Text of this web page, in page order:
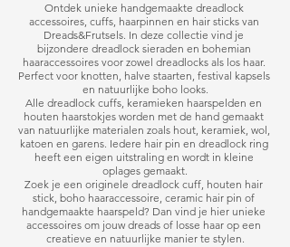
Ontdek unieke handgemaakte dreadlock
accessoires, cuffs, haarpinnen en hair sticks van
Dreads&Frutsels. In deze collectie vind je
bijzondere dreadlock sieraden en bohemian
haaraccessoires voor zowel dreadlocks als los haar.
Perfect voor knotten, halve staarten, festival kapsels
en natuurlijke boho looks.
Alle dreadlock cuffs, keramieken haarspelden en
houten haarstokjes worden met de hand gemaakt
van natuurlijke materialen zoals hout, keramiek, wol,
katoen en garens. Iedere hair pin en dreadlock ring
heeft een eigen uitstraling en wordt in kleine
oplages gemaakt.
Zoek je een originele dreadlock cuff, houten hair
stick, boho haaraccessoire, ceramic hair pin of
handgemaakte haarspeld? Dan vind je hier unieke
accessoires om jouw dreads of losse haar op een
creatieve en natuurlijke manier te stylen.